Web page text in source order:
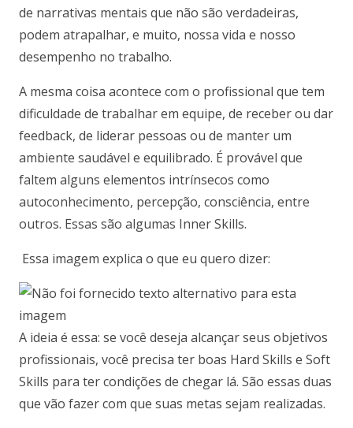
de narrativas mentais que não são verdadeiras,
podem atrapalhar, e muito, nossa vida e nosso
desempenho no trabalho.
A mesma coisa acontece com o profissional que tem
dificuldade de trabalhar em equipe, de receber ou dar
feedback, de liderar pessoas ou de manter um
ambiente saudável e equilibrado. É provável que
faltem alguns elementos intrínsecos como
autoconhecimento, percepção, consciência, entre
outros. Essas são algumas Inner Skills.
Essa imagem explica o que eu quero dizer:
A ideia é essa: se você deseja alcançar seus objetivos
profissionais, você precisa ter boas Hard Skills e Soft
Skills para ter condições de chegar lá. São essas duas
que vão fazer com que suas metas sejam realizadas.